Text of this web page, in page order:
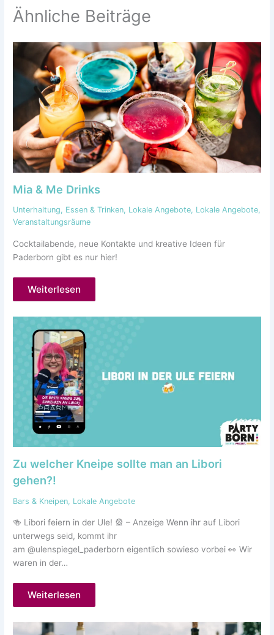
Ähnliche Beiträge
Mia & Me Drinks
Unterhaltung, Essen & Trinken, Lokale Angebote, Lokale Angebote,
Veranstaltungsräume
Cocktailabende, neue Kontakte und kreative Ideen für
Paderborn gibt es nur hier!
Weiterlesen
Zu welcher Kneipe sollte man an Libori
gehen?!
Bars & Kneipen, Lokale Angebote
🍻 Libori feiern in der Ule! 🎡 – Anzeige Wenn ihr auf Libori
unterwegs seid, kommt ihr
am @ulenspiegel_paderborn eigentlich sowieso vorbei 👀 Wir
waren in der…
Weiterlesen